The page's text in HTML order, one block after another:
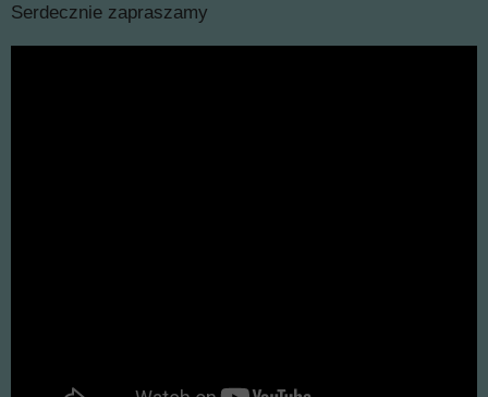
Serdecznie zapraszamy